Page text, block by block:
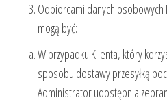
Odbiorcami danych
mogą być:
W przypadku Klienta, który
sposobu dostawy przesyłką
Administrator udostępnia